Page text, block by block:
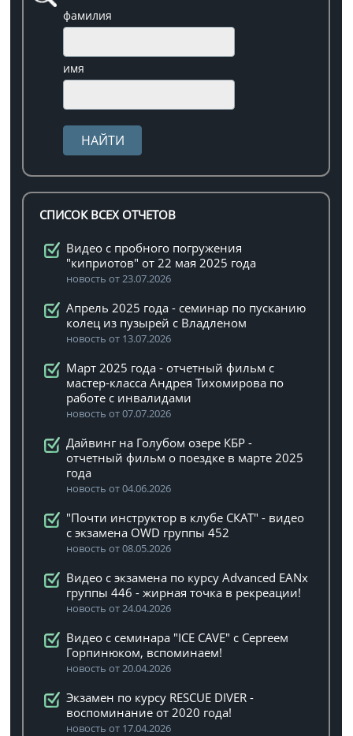
фамилия
имя
СПИСОК ВСЕХ ОТЧЕТОВ
Видео с пробного погружения
"киприотов" от 22 мая 2025 года
новость от 23.07.2026
Апрель 2025 года - семинар по пусканию
колец из пузырей с Владленом
новость от 13.07.2026
Март 2025 года - отчетный фильм с
мастер-класса Андрея Тихомирова по
работе с инвалидами
новость от 07.07.2026
Дайвинг на Голубом озере КБР -
отчетный фильм о поездке в марте 2025
года
новость от 04.06.2026
"Почти инструктор в клубе СКАТ" - видео
с экзамена OWD группы 452
новость от 08.05.2026
Видео с экзамена по курсу Advanced EANx
группы 446 - жирная точка в рекреации!
новость от 24.04.2026
Видео с семинара "ICE CAVE" с Сергеем
Горпинюком, вспоминаем!
новость от 20.04.2026
Экзамен по курсу RESCUE DIVER -
воспоминание от 2020 года!
новость от 17.04.2026